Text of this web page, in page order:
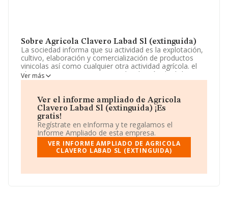
Sobre Agricola Clavero Labad Sl (extinguida)
La sociedad informa que su actividad es la explotación,
cultivo, elaboración y comercialización de productos
vinicolas así como cualquier otra actividad agrícola. el
almacenamiento, transporte y distribución de dichos
productos agrícolas. la compraventa, promo. La
Clasifica su actividad CNAE como 'Cultivo de cereales
(excepto arroz), leguminosas y semillas oleaginosas',
código 0111. No realiza actividad de importación y/o
exportación.
No ha habido variación en cuanto al número de
empleados con respecto al 2010 y según los datos a
disposición de INFORMA, ha tenido un número de
Ver más
Ver el informe ampliado de Agricola
Clavero Labad Sl (extinguida) ¡Es
gratis!
Regístrate en eInforma y te regalamos el
Informe Ampliado de esta empresa.
VER INFORME AMPLIADO DE AGRICOLA
CLAVERO LABAD SL (EXTINGUIDA)